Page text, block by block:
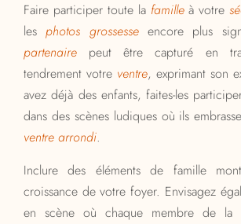
Faire participer toute la familleà votre
lesphotos grossesseencore plus
partenaire peut être capturé en
tendrement votre ventre, exprimant son
avez déjà des enfants, faites-les
dans des scènes ludiques où ils
ventre arrondi.
Inclure des éléments de famille
croissance de votre foyer. Envisagez
en scène où chaque membre de la